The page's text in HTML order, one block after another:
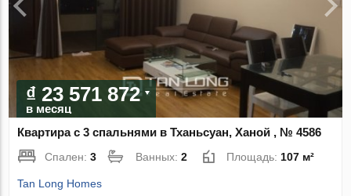
₫ 23 571 872
в месяц
Квартира с 3 спальнями в Тханьсуан, Ханой , № 4586
Спален:3 Ванных:2 Площадь:107 м²
Tan Long Homes